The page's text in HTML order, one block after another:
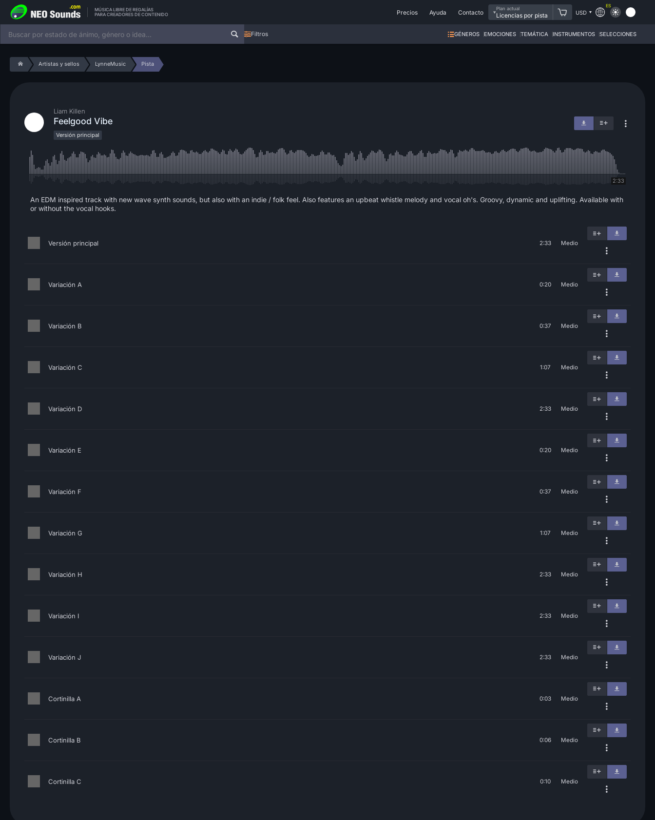
MÚSICA LIBRE DE REGALÍAS
PARA CREADORES DE CONTENIDO
Precios Ayuda Contacto
Plan actual
Licencias por pista USD
ES
Filtros GÉNEROS EMOCIONES TEMÁTICA INSTRUMENTOS SELECCIONES
Artistas y sellos LynneMusic Pista
Liam Killen
Feelgood Vibe
Versión principal
2:33
An EDM inspired track with new wave synth sounds, but also with an indie / folk feel. Also features an upbeat whistle melody and vocal oh's. Groovy, dynamic and uplifting. Available with
or without the vocal hooks.
Versión principal 2:33 Medio
Variación A 0:20 Medio
Variación B 0:37 Medio
Variación C 1:07 Medio
Variación D 2:33 Medio
Variación E 0:20 Medio
Variación F 0:37 Medio
Variación G 1:07 Medio
Variación H 2:33 Medio
Variación I 2:33 Medio
Variación J 2:33 Medio
Cortinilla A 0:03 Medio
Cortinilla B 0:06 Medio
Cortinilla C 0:10 Medio